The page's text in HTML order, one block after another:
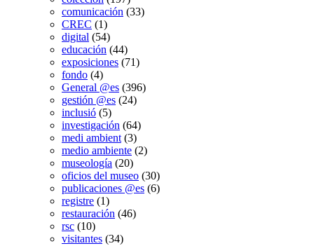
comunicación (33)
CREC (1)
digital (54)
educación (44)
exposiciones (71)
fondo (4)
General @es (396)
gestión @es (24)
inclusió (5)
investigación (64)
medi ambient (3)
medio ambiente (2)
museología (20)
oficios del museo (30)
publicaciones @es (6)
registre (1)
restauración (46)
rsc (10)
visitantes (34)